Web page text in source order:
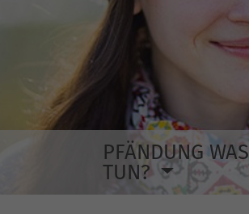
PFÄNDUNG WAS
TUN?